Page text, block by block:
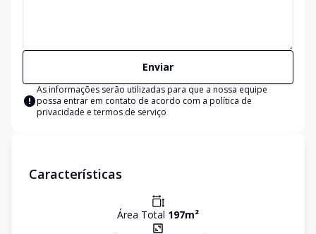
Enviar
As informações serão utilizadas para que a nossa equipe
possa entrar em contato de acordo com a política de
privacidade e termos de serviço
Características
Área Total 197m²